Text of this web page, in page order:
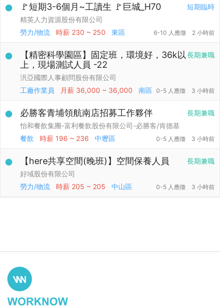
短期臨時
🚩短期3-6個月~工讀生 🚩巨城_H70
精英人力資源股份有限公司
勞力/物流
時薪 230 ~ 250 東區 6-10 人應徵 2 小時前
長期兼職
【精密科學園區】固定班，環境好，36k以
上，現場測試人員 -22
汎亞國際人事顧問股份有限公司
工廠作業員
月薪 36,000 ~ 36,000 南區 0-5 人應徵 3 小時前
長期兼職
必勝客青埔領航南店招募工作夥伴
怡和餐飲集團-富利餐飲股份有限公司-必勝客/肯德基
餐飲
時薪 196 ~ 236 中壢區 0-5 人應徵 3 小時前
長期兼職
【here共享空間(晚班)】空間保養人員
好域股份有限公司
勞力/物流
時薪 205 ~ 205 中山區 0-5 人應徵 3 小時前